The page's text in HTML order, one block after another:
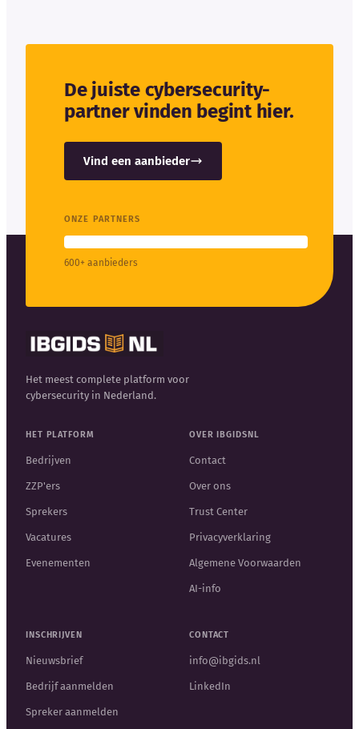
De juiste cybersecurity-
partner vinden begint hier.
Vind een aanbieder
ONZE PARTNERS
600+ aanbieders
Het meest complete platform voor
cybersecurity in Nederland.
HET PLATFORM
Bedrijven
ZZP'ers
Sprekers
Vacatures
Evenementen
OVER IBGIDSNL
Contact
Over ons
Trust Center
Privacyverklaring
Algemene Voorwaarden
AI-info
INSCHRIJVEN
Nieuwsbrief
Bedrijf aanmelden
Spreker aanmelden
CONTACT
info@ibgids.nl
LinkedIn